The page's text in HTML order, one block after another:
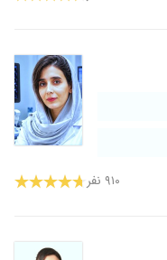
۹۱۰ نفر